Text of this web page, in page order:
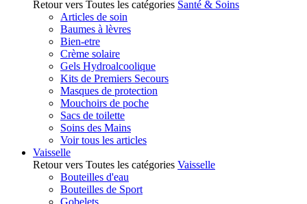
Retour vers Toutes les catégories Santé & Soins
Articles de soin
Baumes à lèvres
Bien-etre
Crème solaire
Gels Hydroalcoolique
Kits de Premiers Secours
Masques de protection
Mouchoirs de poche
Sacs de toilette
Soins des Mains
Voir tous les articles
Vaisselle
Retour vers Toutes les catégories Vaisselle
Bouteilles d'eau
Bouteilles de Sport
Gobelets